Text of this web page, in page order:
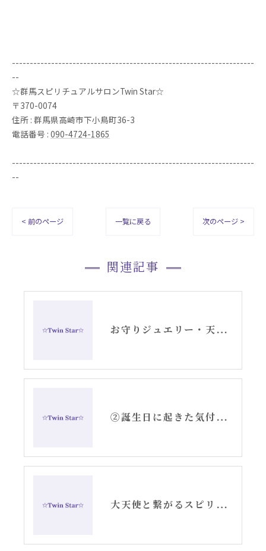
--------------------------------------------------------------------
--
☆群馬スピリチュアルサロンTwin Star☆
〒370-0074
住所 : 群馬県高崎市下小鳥町36-3
電話番号 : 090-4724-1865
--------------------------------------------------------------------
--
< 前のページ 一覧に戻る 次のページ >
関連記事
お守りジュエリー・天使の羽根ピアス・ピンクサファイアさんご紹介
②誕生日に起きた気付き〜アリーシャのスピリチュアルな日常〜
大天使と繋がるスピリチュアル講座お知らせ